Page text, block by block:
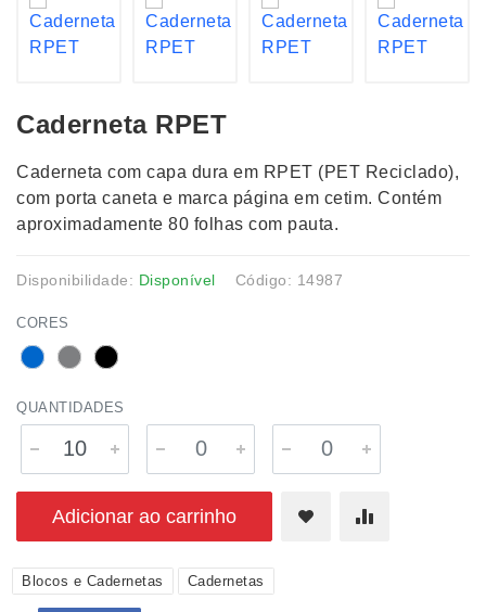
Caderneta RPET
Caderneta com capa dura em RPET (PET Reciclado),
com porta caneta e marca página em cetim. Contém
aproximadamente 80 folhas com pauta.
Disponibilidade: Disponível Código: 14987
CORES
QUANTIDADES
Adicionar ao carrinho
Blocos e Cadernetas Cadernetas